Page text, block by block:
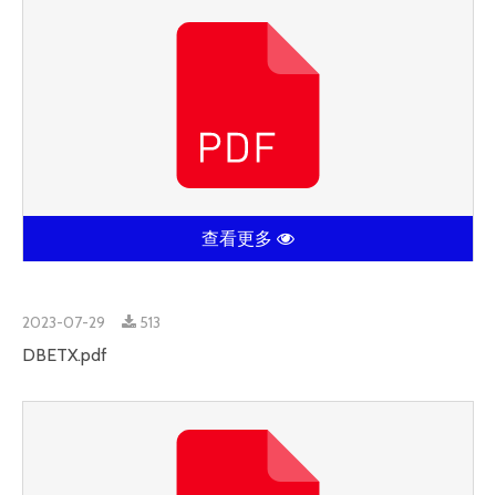
查看更多
2023-07-29 513
DBETX.pdf